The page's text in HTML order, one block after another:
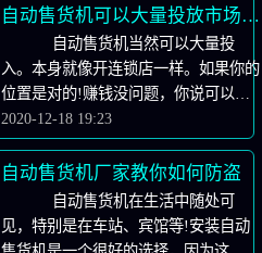
因素是当地消费者。因此，在选择商
家时，必须比较当地消费者的购买。
一般来说，如果当地人口是进口量
大、消费能力比较强的白领构成，经
济学常识会告诉人们消费水平与收入
成正比，因此，地区内将容纳更多的
中高方面商品专卖店，促进地区内租
金水平的上升。 2、考虑道路和人
力流动。 道路上的人流量程度在
很大程度上决定了人流到达的量。一
自动售货机可以大量投放市场吗?
自动售货机当然可以大量投
入。本身就像开连锁店一样。如果你的
位置是对的!赚钱没问题，你说可以大
量投入吗?大量投放等于你赚更多的
钱。 如果你想赚钱，就像我前面说
的，自动售货机本身就等于开连锁店，
所以你要考虑投入的位置!位置很重
要。好座位一天能赚几千美元，坏座位
连电费都赚不到! 放置位置：
2020-12-18 19:23
自动售货机厂家教你如何防盗
自动售货机在生活中随处可
见，特别是在车站、宾馆等!安装自动